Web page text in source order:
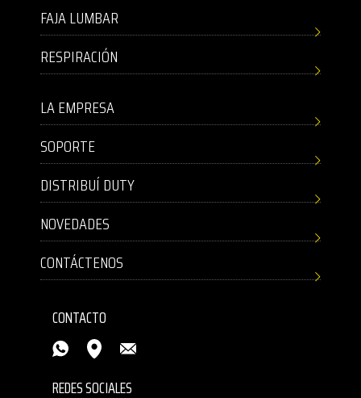
FAJA LUMBAR
RESPIRACIÓN
LA EMPRESA
SOPORTE
DISTRIBUÍ DUTY
NOVEDADES
CONTÁCTENOS
CONTACTO
REDES SOCIALES